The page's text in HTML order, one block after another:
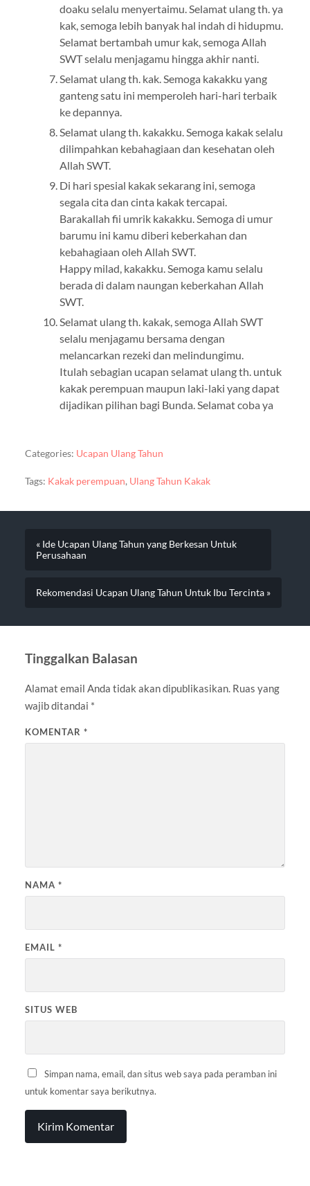
doaku selalu menyertaimu. Selamat ulang th. ya
kak, semoga lebih banyak hal indah di hidupmu.
Selamat bertambah umur kak, semoga Allah
SWT selalu menjagamu hingga akhir nanti.
Selamat ulang th. kak. Semoga kakakku yang
ganteng satu ini memperoleh hari-hari terbaik
ke depannya.
Selamat ulang th. kakakku. Semoga kakak selalu
dilimpahkan kebahagiaan dan kesehatan oleh
Allah SWT.
Di hari spesial kakak sekarang ini, semoga
segala cita dan cinta kakak tercapai.
Barakallah fii umrik kakakku. Semoga di umur
barumu ini kamu diberi keberkahan dan
kebahagiaan oleh Allah SWT.
Happy milad, kakakku. Semoga kamu selalu
berada di dalam naungan keberkahan Allah
SWT.
Selamat ulang th. kakak, semoga Allah SWT
selalu menjagamu bersama dengan
melancarkan rezeki dan melindungimu.
Itulah sebagian ucapan selamat ulang th. untuk
kakak perempuan maupun laki-laki yang dapat
dijadikan pilihan bagi Bunda. Selamat coba ya
Categories: Ucapan Ulang Tahun
Tags: Kakak perempuan, Ulang Tahun Kakak
« Ide Ucapan Ulang Tahun yang Berkesan Untuk
Perusahaan
Rekomendasi Ucapan Ulang Tahun Untuk Ibu Tercinta »
Tinggalkan Balasan
Alamat email Anda tidak akan dipublikasikan. Ruas yang
wajib ditandai *
KOMENTAR *
NAMA *
EMAIL *
SITUS WEB
Simpan nama, email, dan situs web saya pada peramban ini
untuk komentar saya berikutnya.